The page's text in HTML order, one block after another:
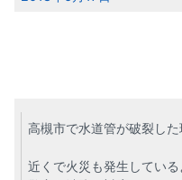
高槻市で水道管が破裂した
近くで火災も発生している